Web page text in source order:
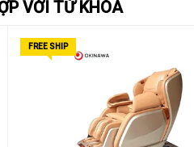
VỚI TỪ KHÓA
FREE SHIP